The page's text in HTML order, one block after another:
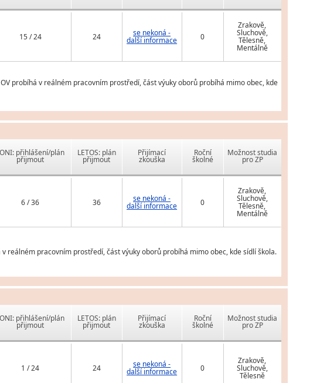
15 / 24 24 se nekoná -
další informace 0
Zrakově,
Sluchově,
Tělesně,
Mentálně
probíhá v reálném pracovním prostředí, část výuky oborů probíhá mimo obec, kde
přihlášení/plán
přijmout
LETOS: plán
přijmout
Přijímací
zkouška
Roční
školné
Možnost studia
pro ZP
6 / 36 36 se nekoná -
další informace 0
Zrakově,
Sluchově,
Tělesně,
Mentálně
reálném pracovním prostředí, část výuky oborů probíhá mimo obec, kde sídlí škola.
přihlášení/plán
přijmout
LETOS: plán
přijmout
Přijímací
zkouška
Roční
školné
Možnost studia
pro ZP
1 / 24 24 se nekoná -
další informace 0
Zrakově,
Sluchově,
Tělesně